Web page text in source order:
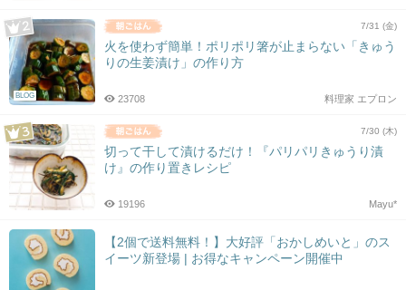
BLOG
7/31 (金)
火を使わず簡単！ポリポリ箸が止まらない「きゅう
りの生姜漬け」の作り方
料理家 エプロン
23708
7/30 (木)
切って干して漬けるだけ！『パリパリきゅうり漬
け』の作り置きレシピ
Mayu*
19196
【2個で送料無料！】大好評「おかしめいと」のス
イーツ新登場 | お得なキャンペーン開催中